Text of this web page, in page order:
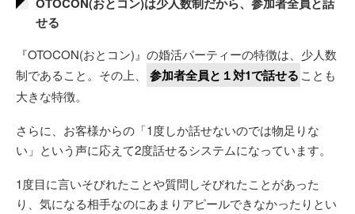
せる
『OTOCON(おとコン)』の婚活パーティーの特徴は、少人数
制であること。その上、
参加者全員と１対1で話せる ことも
大きな特徴。
さらに、お客様からの「1度しか話せないのでは物足りな
い」という声に応えて2度話せるシステムになっています。
1度目に言いそびれたことや質問しそびれたことがあった
り、気になる相手なのにあまりアピールできなかったりとい